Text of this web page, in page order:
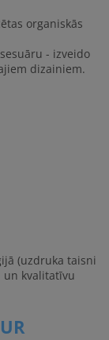
organiskās
- izveido
dizainiem.
(uzdruka taisni
un kvalitatīvu